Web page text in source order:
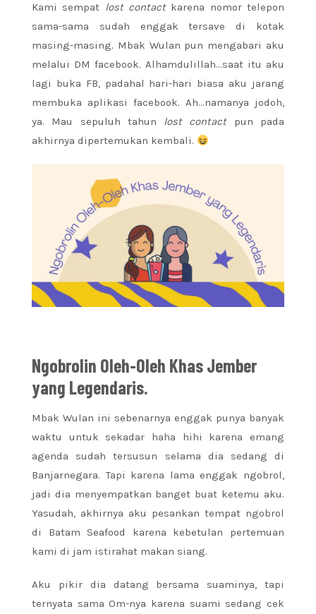
Kami sempat lost contact karena nomor telepon
sama-sama sudah enggak tersave di kotak
masing-masing. Mbak Wulan pun mengabari aku
melalui DM facebook. Alhamdulillah…saat itu aku
lagi buka FB, padahal hari-hari biasa aku jarang
membuka aplikasi facebook. Ah…namanya jodoh,
ya. Mau sepuluh tahun lost contact pun pada
akhirnya dipertemukan kembali.
Ngobrolin Oleh-Oleh Khas Jember
yang Legendaris.
Mbak Wulan ini sebenarnya enggak punya banyak
waktu untuk sekadar haha hihi karena emang
agenda sudah tersusun selama dia sedang di
Banjarnegara. Tapi karena lama enggak ngobrol,
jadi dia menyempatkan banget buat ketemu aku.
Yasudah, akhirnya aku pesankan tempat ngobrol
di Batam Seafood karena kebetulan pertemuan
kami di jam istirahat makan siang.
Aku pikir dia datang bersama suaminya, tapi
ternyata sama Om-nya karena suami sedang cek